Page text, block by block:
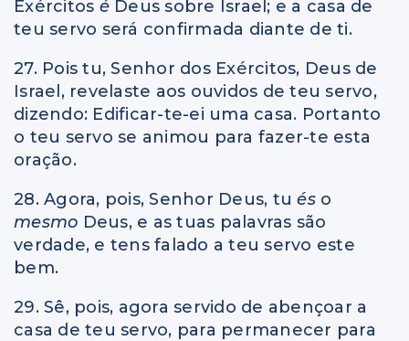
Exércitos é Deus sobre Israel; e a casa de
teu servo será confirmada diante de ti.
27. Pois tu, Senhor dos Exércitos, Deus de
Israel, revelaste aos ouvidos de teu servo,
dizendo: Edificar-te-ei uma casa. Portanto
o teu servo se animou para fazer-te esta
oração.
28. Agora, pois, Senhor Deus, tués o
mesmo Deus, e as tuas palavras são
verdade, e tens falado a teu servo este
bem.
29. Sê, pois, agora servido de abençoar a
casa de teu servo, para permanecer para